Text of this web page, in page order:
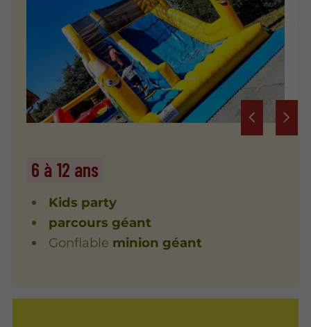
6 à 12 ans
Kids party
parcours géant
Gonflable minion géant